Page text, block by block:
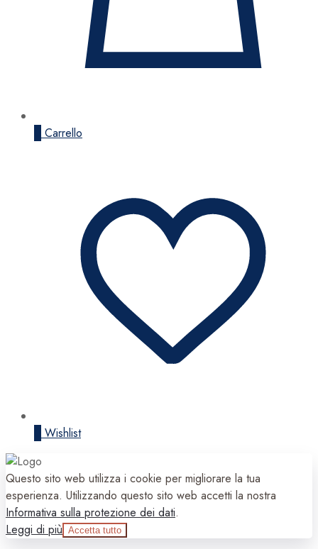
Carrello
Wishlist
Questo sito web utilizza i cookie per migliorare la tua
esperienza. Utilizzando questo sito web accetti la nostra
Informativa sulla protezione dei dati.
Leggi di più Accetta tutto